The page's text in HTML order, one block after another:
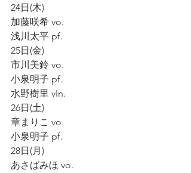
24日(木)
加藤咲希 vo.
浅川太平 pf.
25日(金)
市川美鈴 vo.
小泉明子 pf.
水野樹里 vIn.
26日(土)
章まりこ vo.
小泉明子 pf.
28日(月)
あさばみほ vo.